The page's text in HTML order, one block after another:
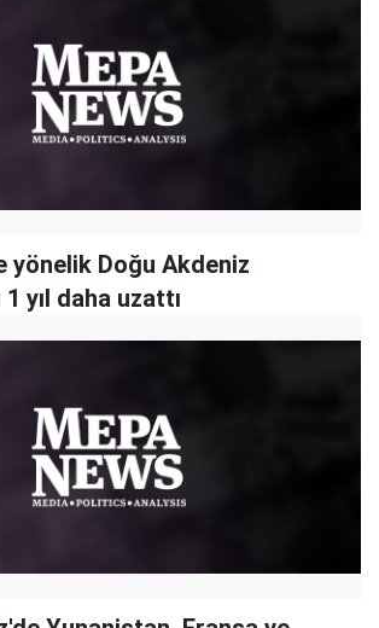
yönelik Doğu Akdeniz
1 yıl daha uzattı